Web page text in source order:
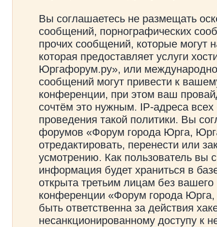
Вы соглашаетесь не размещать
сообщений, порнографических
прочих сообщений, которые могут
которая предоставляет услуги
Юргафорум.ру», или
сообщений могут привести к
конференции, при этом ваш
сочтём это нужным. IP-адреса
проведения такой политики. Вы
форумов «Форум города Юрга,
отредактировать, перенести или
усмотрению. Как пользователь вы
информация будет храниться в
открыта третьим лицам без
конференции «Форум города
быть ответственна за действия
несанкционированному доступу к